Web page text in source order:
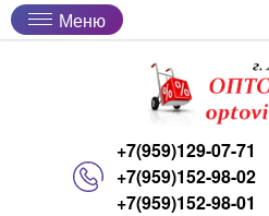
Меню
+7(959)129-07-71
+7(959)152-98-02
+7(959)152-98-01